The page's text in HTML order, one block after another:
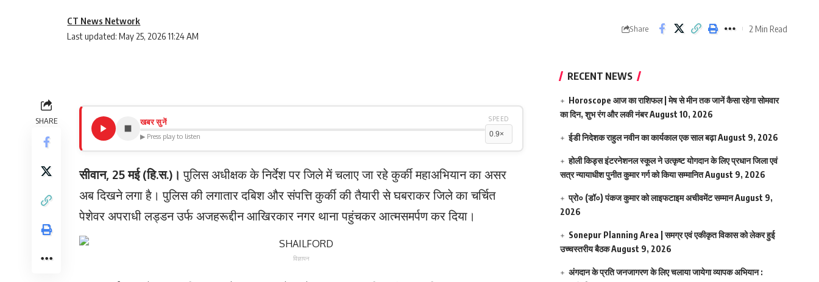
Last updated: May 25, 2026 11:24 AM
CT News Network
Share 2 Min Read
SHARE खबर सुनें
▶ Press play to listen
SPEED
सीवान, 25 मई (हि.स.)। पुलिस अधीक्षक के निर्देश पर जिले में चलाए जा रहे कुर्की महाअभियान का असर
अब दिखने लगा है। पुलिस की लगातार दबिश और संपत्ति कुर्की की तैयारी से घबराकर जिले का चर्चित
पेशेवर अपराधी लड्डन उर्फ अजहरूद्दीन आखिरकार नगर थाना पहुंचकर आत्मसमर्पण कर दिया।
विज्ञापन
RECENT NEWS
Horoscope आज का राशिफल | मेष से मीन तक जानें कैसा रहेगा सोमवार
का दिन, शुभ रंग और लकी नंबरAugust 10, 2026
ईडी निदेशक राहुल नवीन का कार्यकाल एक साल बढ़ाAugust 9, 2026
होली किड्स इंटरनेशनल स्कूल ने उत्कृष्ट योगदान के लिए प्रधान जिला एवं
सत्र न्यायाधीश पुनीत कुमार गर्ग को किया सम्मानितAugust 9, 2026
प्रो० (डॉ०) पंकज कुमार को लाइफटाइम अचीवमेंट सम्मानAugust 9,
2026
Sonepur Planning Area | समग्र एवं एकीकृत विकास को लेकर हुई
उच्चस्तरीय बैठकAugust 9, 2026
अंगदान के प्रति जनजागरण के लिए चलाया जायेगा व्यापक अभियान :